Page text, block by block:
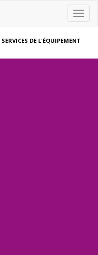
SERVICES DE L'ÉQUIPEMENT